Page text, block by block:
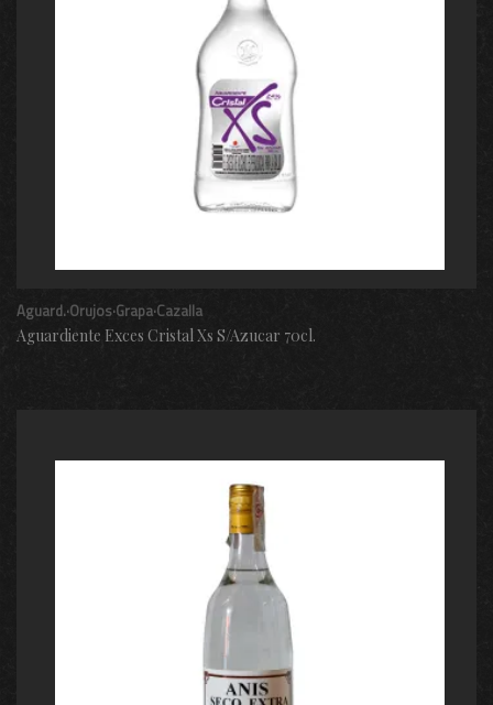
Aguard.·Orujos·Grapa·Cazalla
Aguardiente Exces Cristal Xs S/Azucar 70cl.